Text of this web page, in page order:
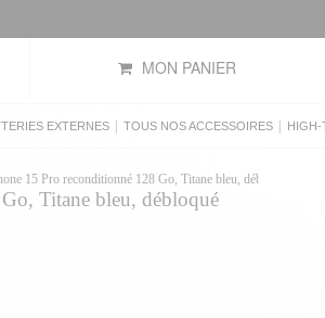
MON PANIER
EXTERNES TOUS NOS ACCESSOIRES HIGH-
15 Pro reconditionné 128 Go, Titane bleu, débloqué
Titane bleu, débloqué